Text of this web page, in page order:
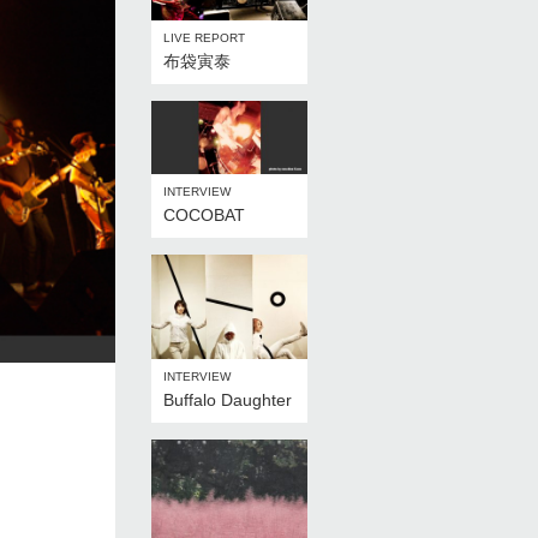
LIVE REPORT
布袋寅泰
INTERVIEW
COCOBAT
INTERVIEW
Buffalo Daughter